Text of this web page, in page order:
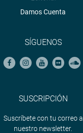
Damos Cuenta
SÍGUENOS
SUSCRIPCIÓN
Suscríbete con tu correo a
nuestro newsletter.